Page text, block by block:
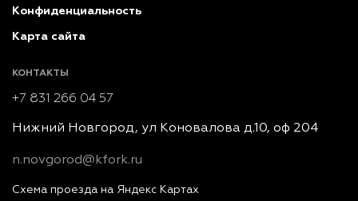
Конфиденциальность
Карта сайта
КОНТАКТЫ
+7 831 266 04 57
Нижний Новгород, ул Коновалова д.10, оф 204
n.novgorod@kfork.ru
Схема проезда на Яндекс Картах